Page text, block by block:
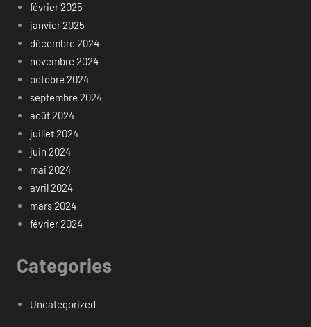
février 2025
janvier 2025
décembre 2024
novembre 2024
octobre 2024
septembre 2024
août 2024
juillet 2024
juin 2024
mai 2024
avril 2024
mars 2024
février 2024
Categories
Uncategorized